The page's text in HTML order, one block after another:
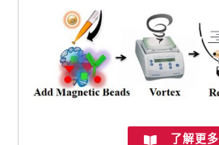
了解更多